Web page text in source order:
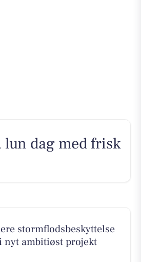
lun dag med frisk
stormflodsbeskyttelse
ambitiøst projekt